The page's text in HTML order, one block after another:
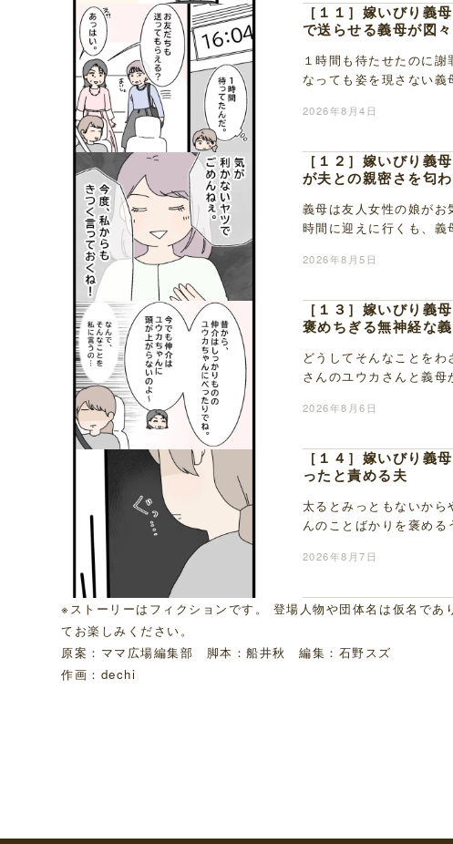
［１１］嫁いびり義
で送らせる義母が図
１時間も待たせたのに
なっても姿を現さない
2026年8月4日
［１２］嫁いびり義
が夫との親密さを匂
義母は友人女性の娘が
時間に迎えに行くも、
2026年8月5日
［１３］嫁いびり義
褒めちぎる無神経な
どうしてそんなことを
さんのユウカさんと義
2026年8月6日
［１４］嫁いびり義
ったと責める夫
太るとみっともないか
んのことばかりを褒め
2026年8月7日
※ストーリーはフィクションです。 登場人物や団体名は仮名で
てお楽しみください。
原案：ママ広場編集部 脚本：船井秋 編集：石野スズ
作画：dechi